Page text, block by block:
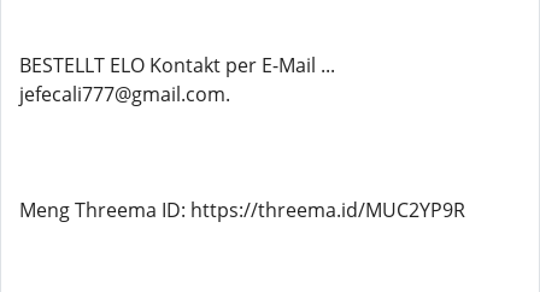
BESTELLT ELO Kontakt per E-Mail ...
jefecali777@gmail.com.
Meng Threema ID: https://threema.id/MUC2YP9R